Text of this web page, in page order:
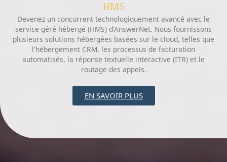
HMS
Devenez un concurrent technologiquement avancé avec le
service géré hébergé (HMS) d'AnswerNet. Nous fournissons
plusieurs solutions hébergées basées sur le cloud, telles que
l'hébergement CRM, les processus de facturation
automatisés, la réponse textuelle interactive (ITR) et le
routage des appels.
EN SAVOIR PLUS